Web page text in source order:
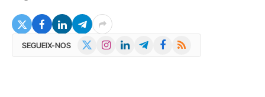
SEGUEIX-NOS InstagramLinkedInTelegramFacebook
RSS